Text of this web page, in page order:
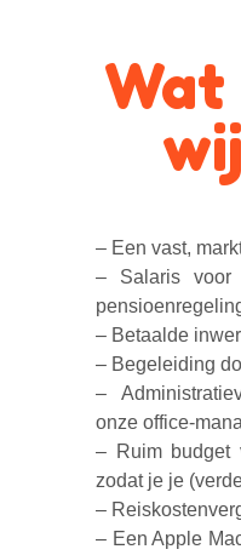
Wat
– Een vast,
– Salaris
– Betaalde
– Begeleiding
–
onze office-
– Ruim budget
zodat je je
–
– Een Apple